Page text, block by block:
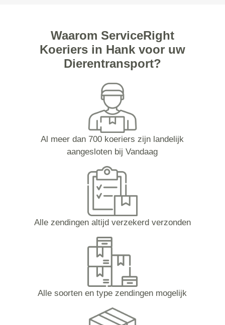
Waarom ServiceRight
Koeriers in Hank voor uw
Dierentransport?
Al meer dan 700 koeriers zijn landelijk
aangesloten bij Vandaag
Alle zendingen altijd verzekerd verzonden
Alle soorten en type zendingen mogelijk